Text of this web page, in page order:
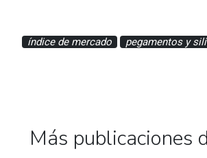
índice de mercado pegamentos y
Más publicaciones